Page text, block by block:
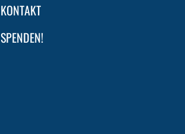
KONTAKT
SPENDEN!